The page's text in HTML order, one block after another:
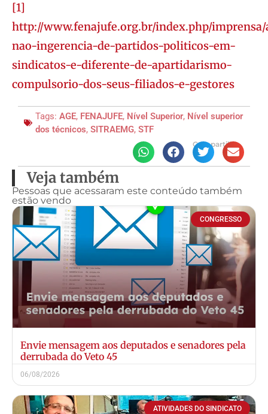
[1]
http://www.fenajufe.org.br/index.php/imprensa/
nao-ingerencia-de-partidos-politicos-em-
sindicatos-e-diferente-de-apartidarismo-
compulsorio-dos-seus-filiados-e-gestores
Tags: AGE, FENAJUFE, Nível Superior, Nível superior
dos técnicos, SITRAEMG, STF
Compartilhe
Veja também
Pessoas que acessaram este conteúdo também
estão vendo
CONGRESSO
Envie mensagem aos deputados e senadores pela
derrubada do Veto 45
06/08/2026
ATIVIDADES DO SINDICATO